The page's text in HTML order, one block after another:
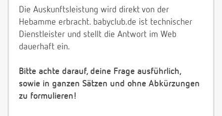
Die Auskunftsleistung wird direkt von der
Hebamme erbracht. babyclub.de ist technischer
Dienstleister und stellt die Antwort im Web
dauerhaft ein.
Bitte achte darauf, deine Frage ausführlich,
sowie in ganzen Sätzen und ohne Abkürzungen
zu formulieren!